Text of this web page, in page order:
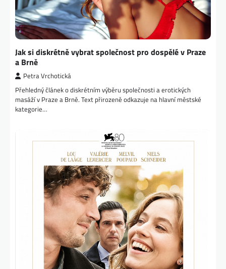
Jak si diskrétně vybrat společnost pro dospělé v Praze
a Brně
Petra Vrchotická
Přehledný článek o diskrétním výběru společnosti a erotických
masáží v Praze a Brně. Text přirozeně odkazuje na hlavní městské
kategorie…